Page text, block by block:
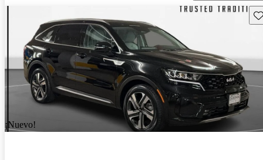
¡Nuevo!